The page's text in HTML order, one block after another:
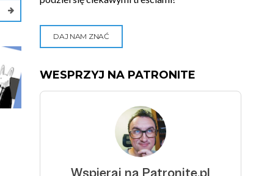
DAJ NAM ZNAĆ
WESPRZYJ NA PATRONITE